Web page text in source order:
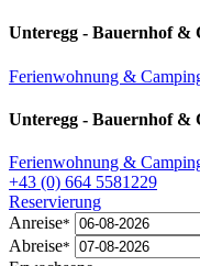
Unteregg - Bauernhof &
Ferienwohnung &
Unteregg - Bauernhof &
Ferienwohnung &
+43 (0) 664 5581229
Reservierung
Anreise*
Abreise*